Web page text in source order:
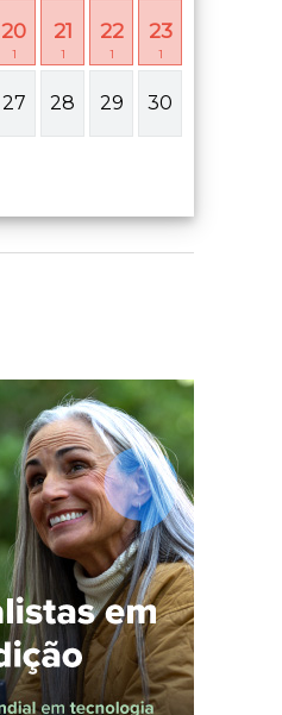
20
1
21
1
22
1
23
1
27 28 29 30